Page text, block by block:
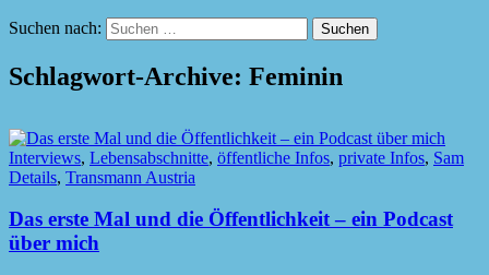
Suchen nach:
Schlagwort-Archive: Feminin
Interviews, Lebensabschnitte, öffentliche Infos, private Infos, Sam
Details, Transmann Austria
Das erste Mal und die Öffentlichkeit – ein Podcast
über mich